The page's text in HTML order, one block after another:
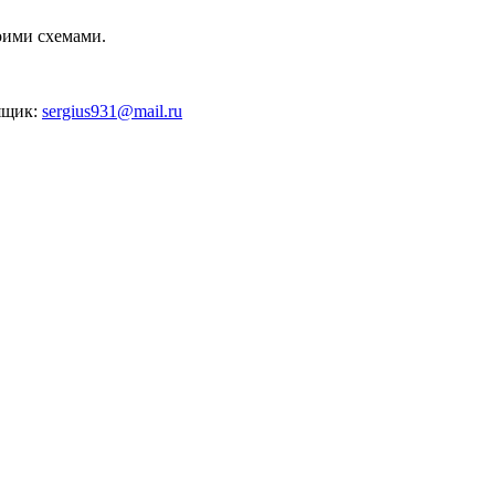
схемами.
sergius931@mail.ru